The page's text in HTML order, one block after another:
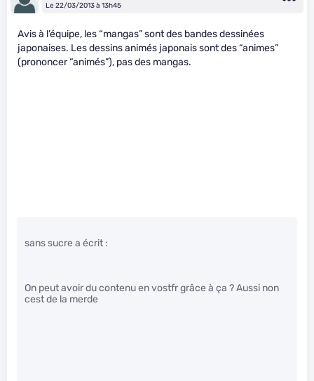
Le 22/03/2013 à 13h45
Avis à l’équipe, les “mangas” sont des bandes dessinées
japonaises. Les dessins animés japonais sont des “animes”
(prononcer “animés”), pas des mangas.
sans sucre a écrit :
On peut avoir du contenu en vostfr grâce à ça ? Aussi non
cest de la merde